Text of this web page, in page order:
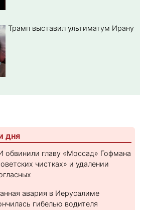
Трамп выставил ультиматум Ирану
дня
обвинили главу «Моссад» Гофмана
чистках» и удалении
авария в Иерусалиме
гибелью водителя